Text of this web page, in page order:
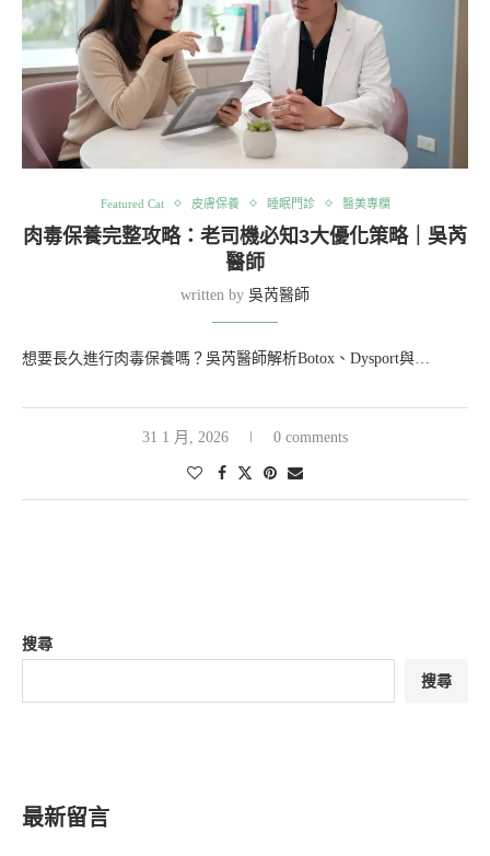
Featured Cat 皮膚保養 睡眠門診 醫美專欄
肉毒保養完整攻略：老司機必知3大優化策略｜吳芮
醫師
written by 吳芮醫師
想要長久進行肉毒保養嗎？吳芮醫師解析Botox、Dysport與…
31 1 月, 2026 0 comments
搜尋
搜尋
最新留言